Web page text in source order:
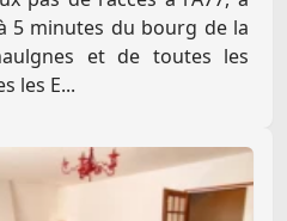
5 minutes du bourg de la
et de toutes les
les E...